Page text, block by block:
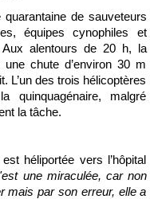
de sauveteurs
équipes cynophiles et
Aux alentours de 20 h, la
chute d’environ 30 m
L’un des trois hélicoptères
quinquagénaire, malgré
la tâche.
héliportée vers l’hôpital
une miraculée, car non
mais par son erreur, elle a